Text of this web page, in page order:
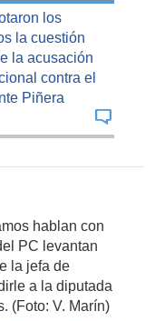
los
la cuestión
la acusación
contra el
Piñera
hablan con
PC levantan
la jefa de
a la diputada
(Foto: V. Marín)